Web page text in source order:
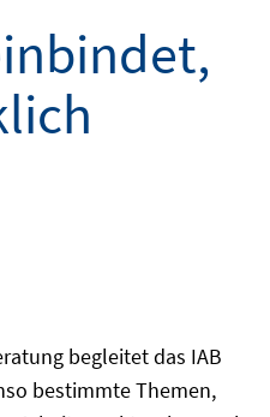
begleitet das IAB
bestimmte Themen,